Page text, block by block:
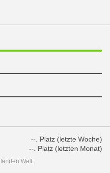
--. Platz (letzte Woche)
--. Platz (letzten Monat)
Welt